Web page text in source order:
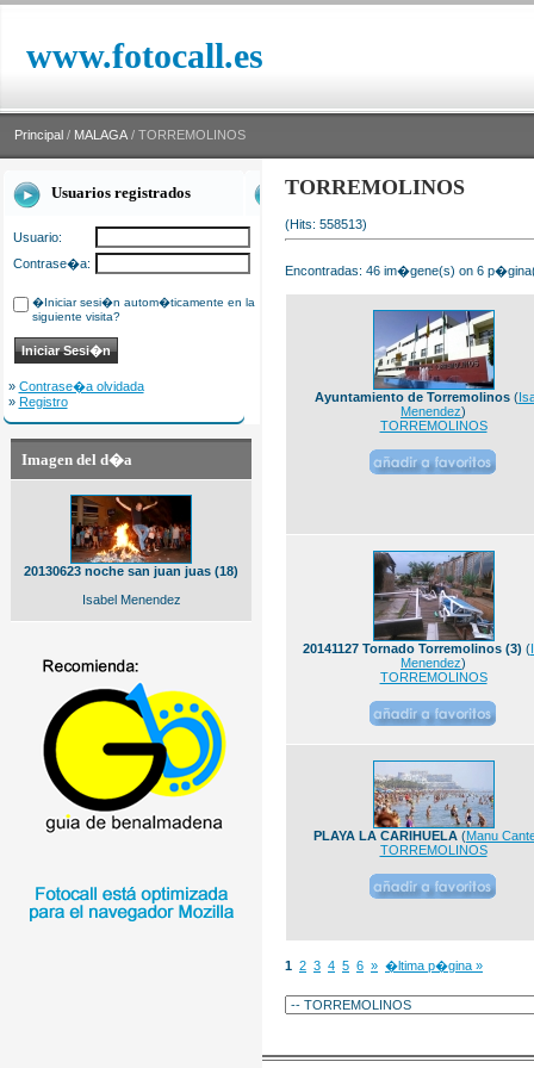
www.fotocall.es
Principal / MALAGA / TORREMOLINOS
Usuarios registrados
Usuario:
Contrase�a:
�Iniciar sesi�n autom�ticamente en la
siguiente visita?
» Contrase�a olvidada
» Registro
Imagen del d�a
20130623 noche san juan juas (18)
Isabel Menendez
TORREMOLINOS
(Hits: 558513)
Encontradas: 46 im�gene(s) on 6
Ayuntamiento de Torremolinos(
Menendez)
TORREMOLINOS
20141127 Tornado Torremolinos (3) (
Menendez)
TORREMOLINOS
PLAYA LA CARIHUELA (Manu
TORREMOLINOS
1 2 3 4 5 6 » �ltima p�gina »